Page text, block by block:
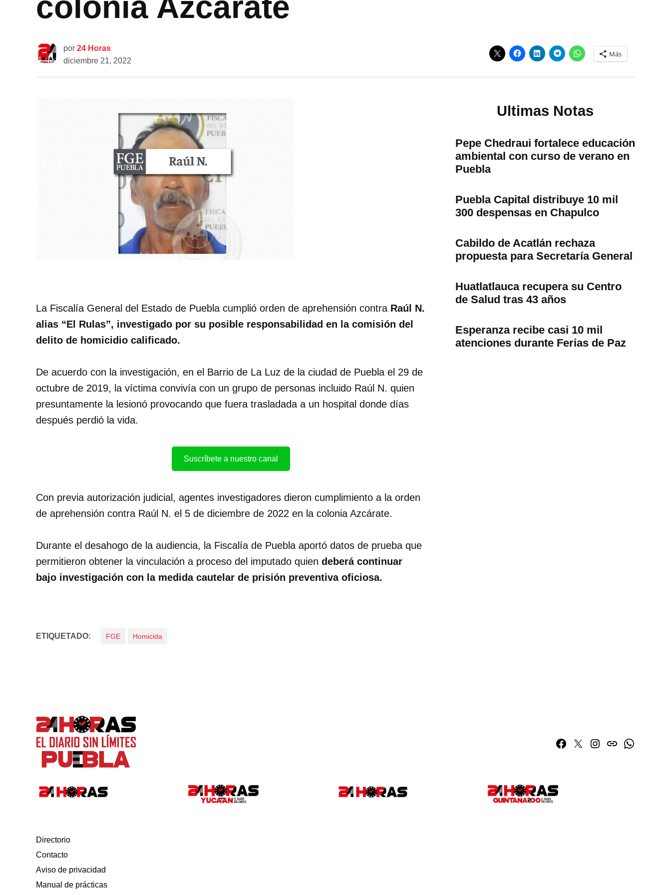
por 24 Horas
diciembre 21, 2022
Más
La Fiscalía General del Estado de Puebla cumplió orden de aprehensión contra Raúl N.
alias “El Rulas”, investigado por su posible responsabilidad en la comisión del
delito de homicidio calificado.
De acuerdo con la investigación, en el Barrio de La Luz de la ciudad de Puebla el 29 de
octubre de 2019, la víctima convivía con un grupo de personas incluido Raúl N. quien
presuntamente la lesionó provocando que fuera trasladada a un hospital donde días
después perdió la vida.
Suscríbete a nuestro canal
Con previa autorización judicial, agentes investigadores dieron cumplimiento a la orden
de aprehensión contra Raúl N. el 5 de diciembre de 2022 en la colonia Azcárate.
Durante el desahogo de la audiencia, la Fiscalía de Puebla aportó datos de prueba que
permitieron obtener la vinculación a proceso del imputado quien deberá continuar
bajo investigación con la medida cautelar de prisión preventiva oficiosa.
ETIQUETADO: FGE Homicida
Ultimas Notas
Pepe Chedraui fortalece educación
ambiental con curso de verano en
Puebla
Puebla Capital distribuye 10 mil
300 despensas en Chapulco
Cabildo de Acatlán rechaza
propuesta para Secretaría General
Huatlatlauca recupera su Centro
de Salud tras 43 años
Esperanza recibe casi 10 mil
atenciones durante Ferias de Paz
Facebook
TwitterInstagram
issuuWhatsapp
Directorio
Contacto
Aviso de privacidad
Manual de prácticas